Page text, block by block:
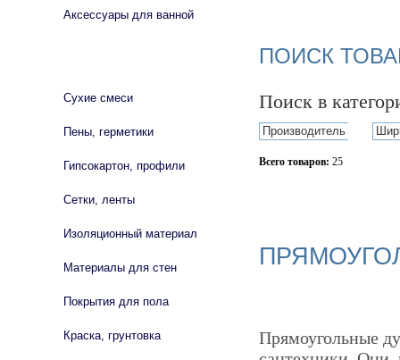
ПОИСК
Поиск в
Производитель
Всего товаров: 25
Прямоугольные
Аксессуары для ванной
Сухие смеси
Пены, герметики
Гипсокартон, профили
Сетки, ленты
Изоляционный материал
Материалы для стен
Покрытия для пола
Краска, грунтовка